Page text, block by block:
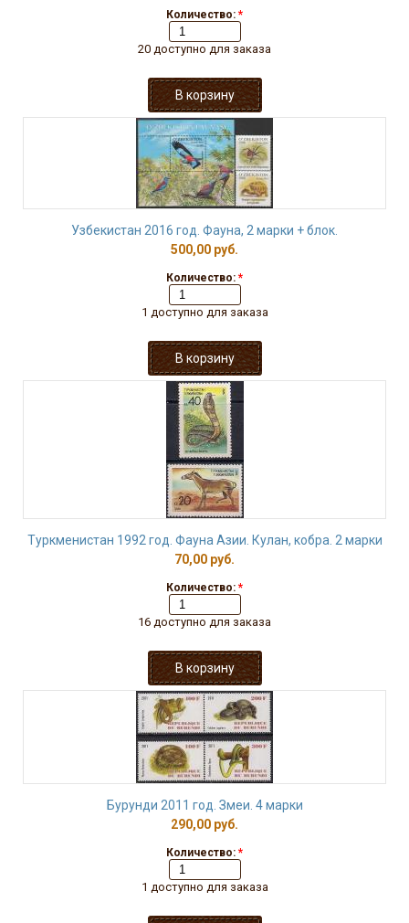
Количество: *
20 доступно для заказа
Узбекистан 2016 год. Фауна, 2 марки + блок.
500,00 руб.
Количество: *
1 доступно для заказа
Туркменистан 1992 год. Фауна Азии. Кулан, кобра. 2 марки
70,00 руб.
Количество: *
16 доступно для заказа
Бурунди 2011 год. Змеи. 4 марки
290,00 руб.
Количество: *
1 доступно для заказа